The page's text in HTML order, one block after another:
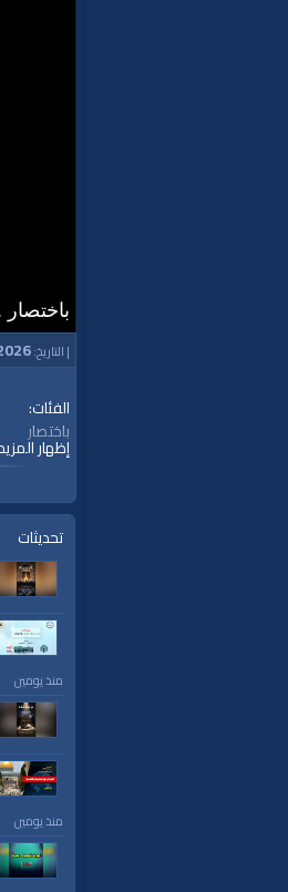
| التاريخ:
إظهار
الفئات:
باختصار
برامج
تحديثات
منذ يومين
منذ يومين